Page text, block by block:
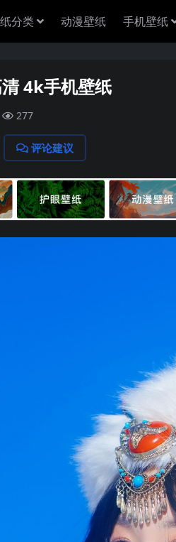
分类 动漫壁纸 手机壁纸
4k手机壁纸
277
评论建议